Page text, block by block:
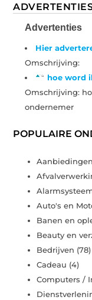
Advertenties
Hier
Omschrijving:
hoe word
Omschrijving:
ondernemer
POPULAIRE
Aanbiedingen
Auto's en
Banen en
Beauty en
Bedrijven (78)
Cadeau (4)
Computers /